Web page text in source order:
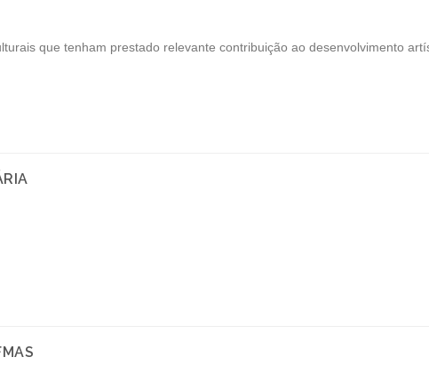
que tenham prestado relevante contribuição ao desenvolvimento